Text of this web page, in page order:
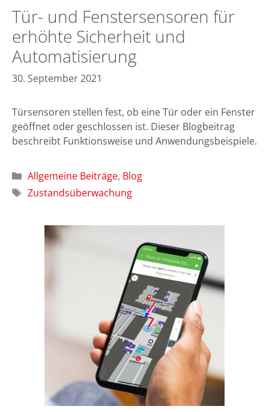
Tür- und Fenstersensoren für
erhöhte Sicherheit und
Automatisierung
30. September 2021
Türsensoren stellen fest, ob eine Tür oder ein Fenster
geöffnet oder geschlossen ist. Dieser Blogbeitrag
beschreibt Funktionsweise und Anwendungsbeispiele.
Kategorien
Allgemeine Beiträge, Blog
Schlagwörter
Zustandsüberwachung